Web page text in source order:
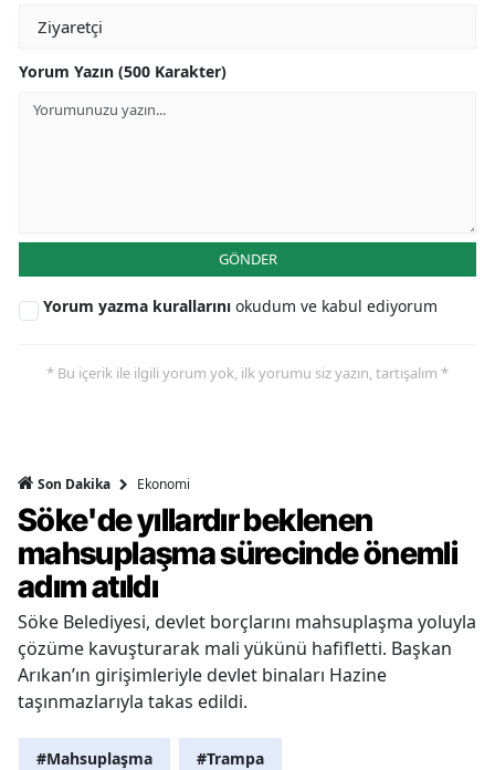
Yorum Yazın (500 Karakter)
GÖNDER
Yorum yazma kurallarını okudum ve kabul ediyorum
* Bu içerik ile ilgili yorum yok, ilk yorumu siz yazın, tartışalım *
Son Dakika Ekonomi
Söke'de yıllardır beklenen
mahsuplaşma sürecinde önemli
adım atıldı
Söke Belediyesi, devlet borçlarını mahsuplaşma yoluyla
çözüme kavuşturarak mali yükünü hafifletti. Başkan
Arıkan’ın girişimleriyle devlet binaları Hazine
taşınmazlarıyla takas edildi.
#Mahsuplaşma #Trampa